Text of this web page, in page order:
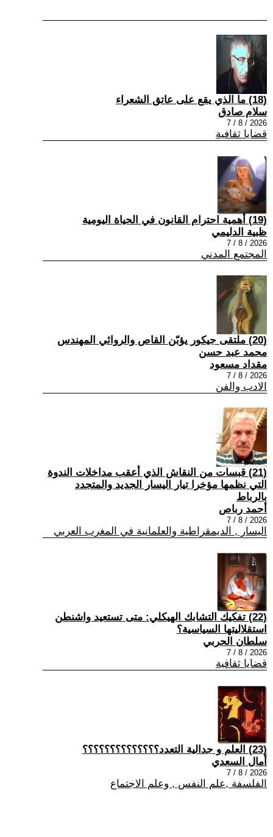
(18) ما الذي يقع على عاتق الشعراء
سلام صادق
2026 / 8 / 7
قضايا ثقافية
(19) أهمية احترام القانون في الحياة اليومية
ظبية الدليمي
2026 / 8 / 7
المجتمع المدني
(20) ملتقى جيكور يؤبّن القاص والروائي المهندس
محمد عبد حسن
مقداد مسعود
2026 / 8 / 7
الادب والفن
(21) قبسات من النقاش الذي أعقب مداخلات الندوة
التي نظمها مؤخرا تيار اليسار الجديد والمتجدد
بالرباط
أحمد رباص
2026 / 8 / 7
اليسار , الديمقراطية والعلمانية في المغرب العربي
(22) تفكيك التشابك الهيكلي: متى تستعيد واشنطن
استقلاليتها السياسية؟
سلطان الحربي
2026 / 8 / 7
قضايا ثقافية
(23) العلم و جدالية التعدد؟؟؟؟؟؟؟؟؟؟؟؟؟؟
أمال السعدي
2026 / 8 / 7
الفلسفة ,علم النفس , وعلم الاجتماع